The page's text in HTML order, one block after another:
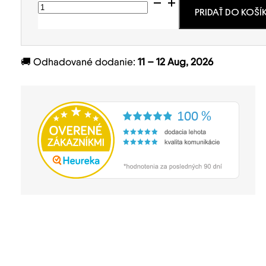
Guatemala
Senda
Champagne
PRIDAŤ DO
🚚 Odhadované dodanie:11 – 12 Aug, 2026